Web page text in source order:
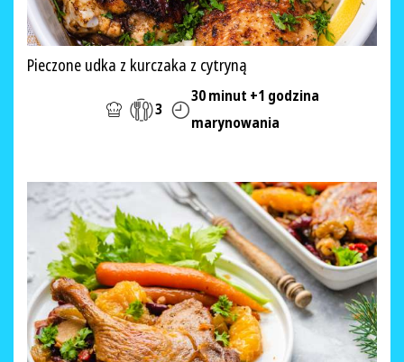
Pieczone udka z kurczaka z cytryną
3
30 minut +1 godzina
marynowania